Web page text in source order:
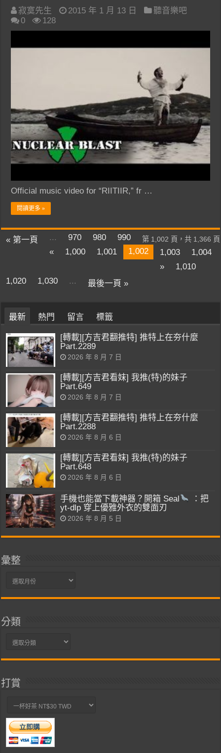
寂寞先生 2015 年 1 月 13 日
聽音樂吧
0
128
Official music video for “RIITIIR,” fr …
閱讀更多 »
第 1,002 頁，共 1,366 頁
« 第一頁 ... 970 980
990
«
1,000 1,001 1,002 1,003
1,004
»
1,010
1,020
1,030 ... 最後一頁 »
最新 熱門 留言 標籤
[轉載][方吉君翻推特] 推特上在夯什麼
Part.2289
2026 年 8 月 7 日
[轉載][方吉君看妹] 我推(特)的妹子
Part.649
2026 年 8 月 7 日
[轉載][方吉君翻推特] 推特上在夯什麼
Part.2288
2026 年 8 月 6 日
[轉載][方吉君看妹] 我推(特)的妹子
Part.648
2026 年 8 月 6 日
手機也能當下載神器？開箱 Seal
：把
yt-dlp 穿上優雅外衣的雙面刃
2026 年 8 月 5 日
彙整
彙
分類
分
打賞